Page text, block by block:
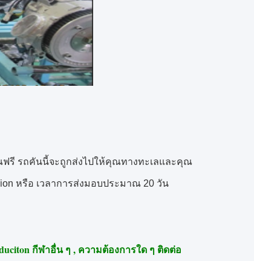
ฟรี รถคันนี้จะถูกส่งไปให้คุณทางทะเลและคุณ
หรือ เวลาการส่งมอบประมาณ 20 วัน
กีฬาอื่น ๆ , ความต้องการใด ๆ ติดต่อ